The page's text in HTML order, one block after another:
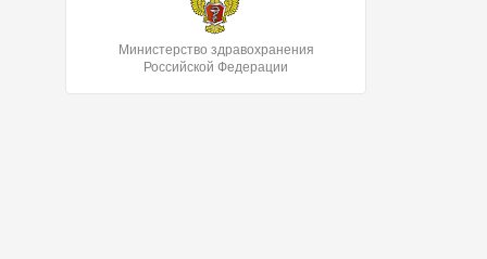
Министерство здравохранения
Российской Федерации